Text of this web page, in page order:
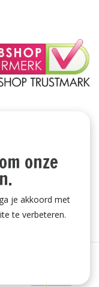
onze
je akkoord met
te verbeteren.